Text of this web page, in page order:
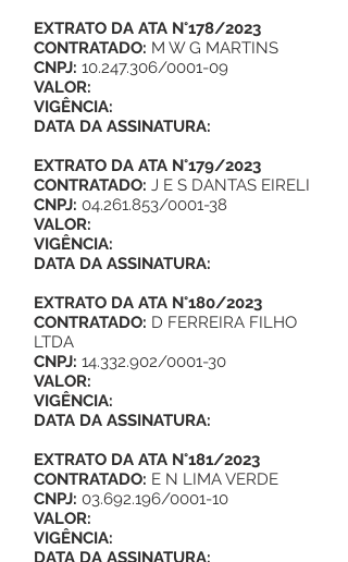
EXTRATO DA ATA N°178/2023
CONTRATADO: M W G MARTINS
CNPJ: 10.247.306/0001-09
VALOR:
VIGÊNCIA:
DATA DA ASSINATURA:
EXTRATO DA ATA N°179/2023
CONTRATADO: J E S DANTAS EIRELI
CNPJ: 04.261.853/0001-38
VALOR:
VIGÊNCIA:
DATA DA ASSINATURA:
EXTRATO DA ATA N°180/2023
CONTRATADO: D FERREIRA FILHO
LTDA
CNPJ: 14.332.902/0001-30
VALOR:
VIGÊNCIA:
DATA DA ASSINATURA:
EXTRATO DA ATA N°181/2023
CONTRATADO: E N LIMA VERDE
CNPJ: 03.692.196/0001-10
VALOR:
VIGÊNCIA:
DATA DA ASSINATURA: